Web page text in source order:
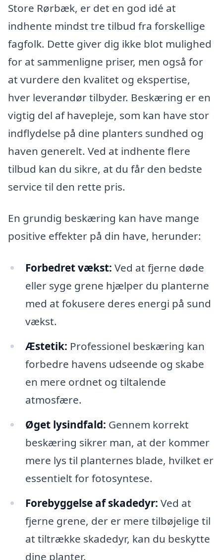
Store Rørbæk, er det en god idé at
indhente mindst tre tilbud fra forskellige
fagfolk. Dette giver dig ikke blot mulighed
for at sammenligne priser, men også for
at vurdere den kvalitet og ekspertise,
hver leverandør tilbyder. Beskæring er en
vigtig del af havepleje, som kan have stor
indflydelse på dine planters sundhed og
haven generelt. Ved at indhente flere
tilbud kan du sikre, at du får den bedste
service til den rette pris.
En grundig beskæring kan have mange
positive effekter på din have, herunder:
Forbedret vækst: Ved at fjerne døde
eller syge grene hjælper du planterne
med at fokusere deres energi på sund
vækst.
Æstetik: Professionel beskæring kan
forbedre havens udseende og skabe
en mere ordnet og tiltalende
atmosfære.
Øget lysindfald: Gennem korrekt
beskæring sikrer man, at der kommer
mere lys til planternes blade, hvilket er
essentielt for fotosyntese.
Forebyggelse af skadedyr: Ved at
fjerne grene, der er mere tilbøjelige til
at tiltrække skadedyr, kan du beskytte
dine planter.